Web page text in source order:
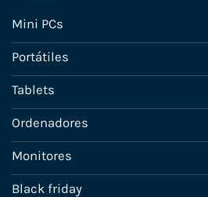
Mini PCs
Portátiles
Tablets
Ordenadores
Monitores
Black friday